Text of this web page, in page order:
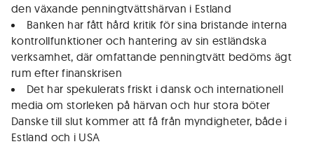
den växande penningtvättshärvan i Estland
Banken har fått hård kritik för sina bristande interna
kontrollfunktioner och hantering av sin estländska
verksamhet, där omfattande penningtvätt bedöms ägt
rum efter finanskrisen
Det har spekulerats friskt i dansk och internationell
media om storleken på härvan och hur stora böter
Danske till slut kommer att få från myndigheter, både i
Estland och i USA